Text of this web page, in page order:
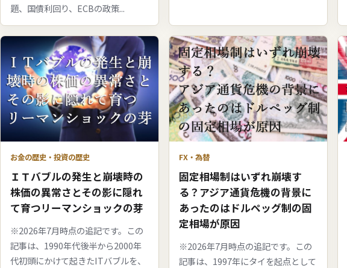
題、国債利回り、ECBの政策...
お金の歴史・投資の歴史
ＩＴバブルの発生と崩壊時の
株価の異常さとその影に隠れ
て育つリーマンショックの芽
※2026年7月時点の追記です。この
記事は、1990年代後半から2000年
代初頭にかけて起きたITバブルを、
FX・為替
固定相場制はいずれ崩壊す
る？アジア通貨危機の背景に
あったのはドルペッグ制の固
定相場が原因
※2026年7月時点の追記です。この
記事は、1997年にタイを起点として